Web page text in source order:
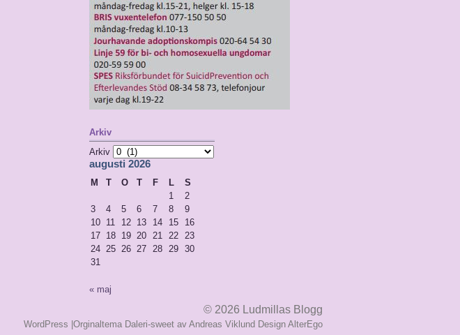
Arkiv
Arkiv
augusti 2026
M T O T F L
S
1
2
3
4 5 6 7 8
9
10 11 12 13 14 15
16
17 18 19 20 21 22 23
24 25 26 27 28 29 30
31
« maj
© 2026 Ludmillas Blogg
WordPress |Orginaltema Daleri-sweet av Andreas Viklund Design AlterEgo